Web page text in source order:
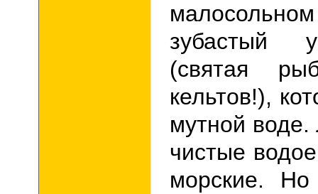
зубастый
(святая
кельтов!),
мутной
чистые
морские. Но